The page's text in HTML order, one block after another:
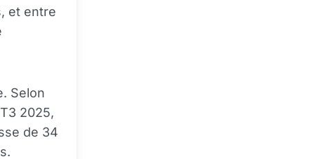
et entre
Selon
2025,
de 34